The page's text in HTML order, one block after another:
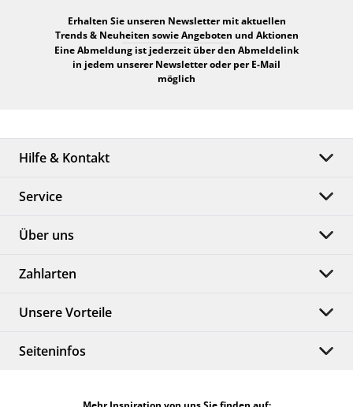
Erhalten Sie unseren Newsletter mit aktuellen
Trends & Neuheiten sowie Angeboten und Aktionen
Eine Abmeldung ist jederzeit über den Abmeldelink
in jedem unserer Newsletter oder per E-Mail
möglich
Hilfe & Kontakt
Service
Über uns
Zahlarten
Unsere Vorteile
Seiteninfos